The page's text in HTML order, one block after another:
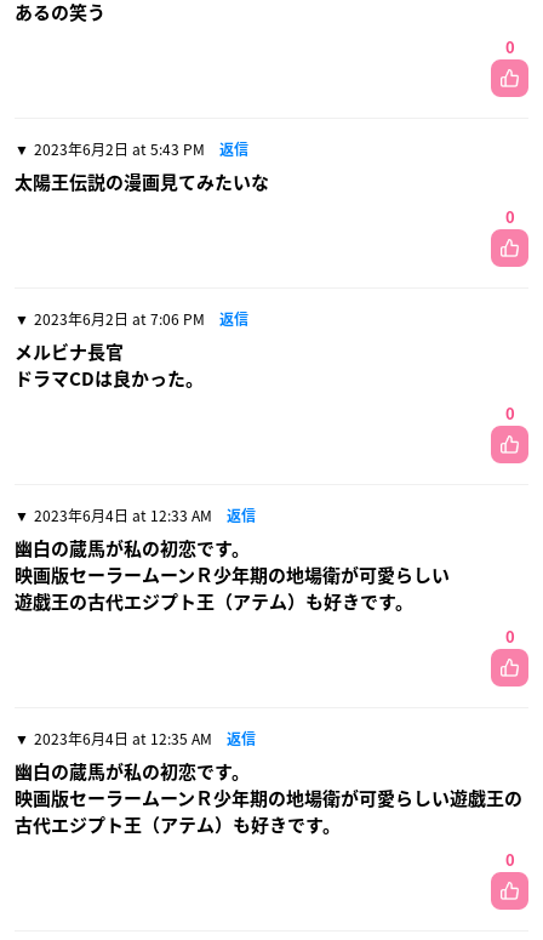
あるの笑う
0
2023年6月2日 at 5:43 PM 返信
太陽王伝説の漫画見てみたいな
0
2023年6月2日 at 7:06 PM 返信
メルビナ長官
ドラマCDは良かった。
0
2023年6月4日 at 12:33 AM 返信
幽白の蔵馬が私の初恋です。
映画版セーラームーンＲ少年期の地場衛が可愛らしい
遊戯王の古代エジプト王（アテム）も好きです。
0
2023年6月4日 at 12:35 AM 返信
幽白の蔵馬が私の初恋です。
映画版セーラームーンＲ少年期の地場衛が可愛らしい遊戯王の
古代エジプト王（アテム）も好きです。
0